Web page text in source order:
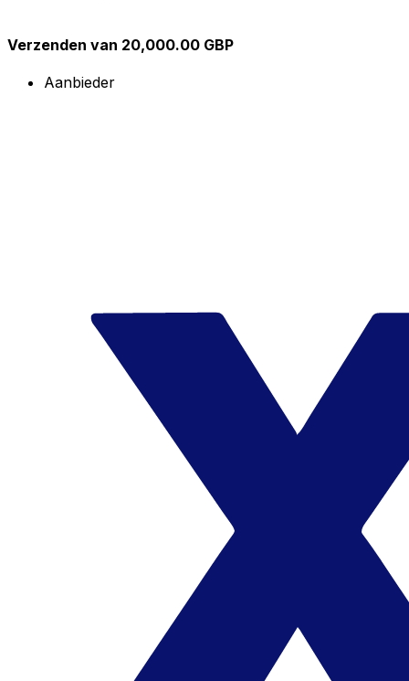
Verzenden van 20,000.00 GBP
Aanbieder